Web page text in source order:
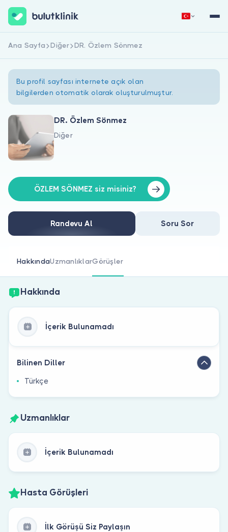
Hakkımızda
Doktorlar için
Doktor musunuz?
Hemen Kaydol
Ana Sayfa Diğer DR. Özlem Sönmez
Bu profil sayfası internete açık olan
bilgilerden otomatik olarak oluşturulmuştur.
DR. Özlem Sönmez
Diğer
ÖZLEM SÖNMEZ siz misiniz?
Randevu Al Soru Sor
HakkındaUzmanlıklarGörüşler
Hakkında
İçerik Bulunamadı
Bilinen Diller
Türkçe
Uzmanlıklar
İçerik Bulunamadı
Hasta Görüşleri
İlk Görüşü Siz Paylaşın